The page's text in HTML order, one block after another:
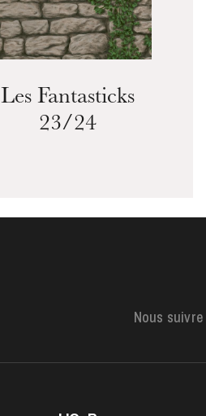
Les Fantasticks
23/24
Nous suivre